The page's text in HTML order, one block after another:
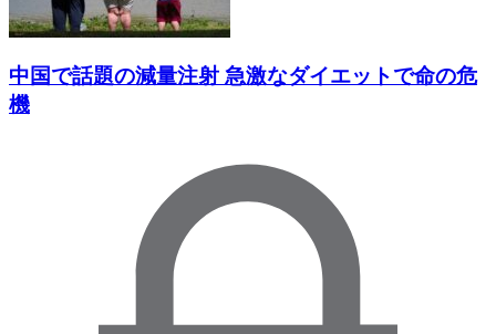
中国で話題の減量注射 急激なダイエットで命の危
機